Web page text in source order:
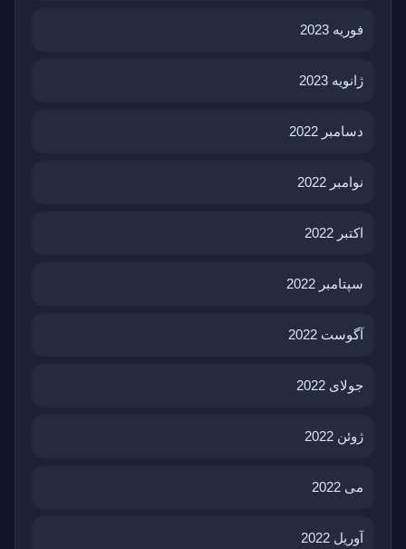
فوریه 2023
ژانویه 2023
دسامبر 2022
نوامبر 2022
اکتبر 2022
سپتامبر 2022
آگوست 2022
جولای 2022
ژوئن 2022
می 2022
آوریل 2022